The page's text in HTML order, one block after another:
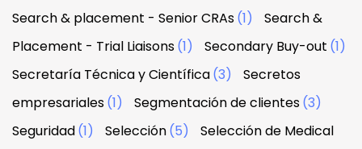
Search & placement - Senior CRAs(1)
Search &
Placement - Trial Liaisons(1) Secondary Buy-out (1)
Secretaría Técnica y Científica(3)
Secretos
empresariales(1) Segmentación de clientes(3)
Seguridad(1) Selección(5)
Selección de Medical